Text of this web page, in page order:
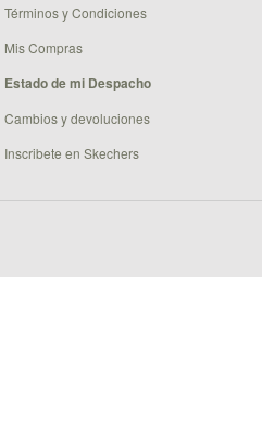
Términos y Condiciones
Mis Compras
Estado de mi Despacho
Cambios y devoluciones
Inscribete en Skechers